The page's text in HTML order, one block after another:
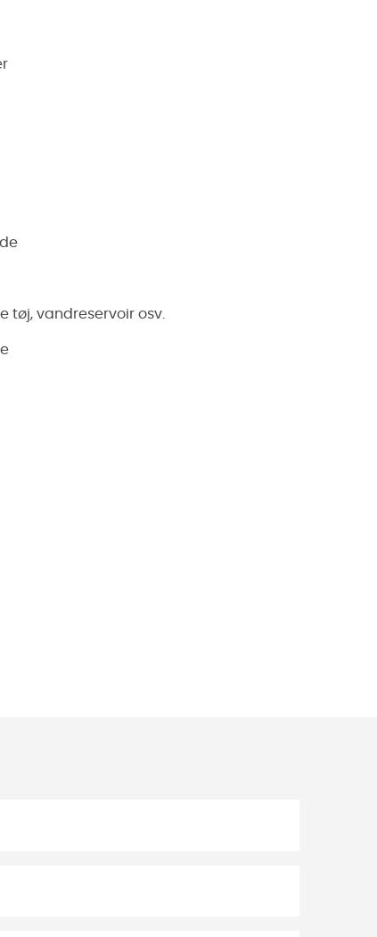
tøj, vandreservoir osv.